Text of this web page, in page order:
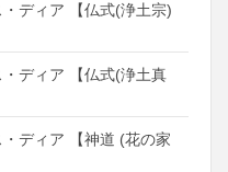
ディア 【仏式(浄土宗)
ディア 【仏式(浄土真
ディア 【神道 (花の家